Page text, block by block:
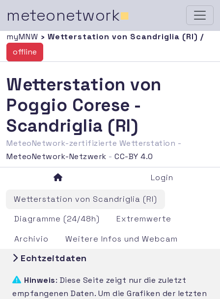
meteonetwork■
myMNW › Wetterstation von Scandriglia (RI) /
offline
Wetterstation von
Poggio Corese -
Scandriglia (RI)
MeteoNetwork-zertifizierte Wetterstation -
MeteoNetwork-Netzwerk -CC-BY 4.0
Login
Wetterstation von Scandriglia (RI)
Diagramme (24/48h)
Extremwerte
Archivio
Weitere Infos und Webcam
Echtzeitdaten
Hinweis: Diese Seite zeigt nur die zuletzt
empfangenen Daten. Um die Grafiken der letzten